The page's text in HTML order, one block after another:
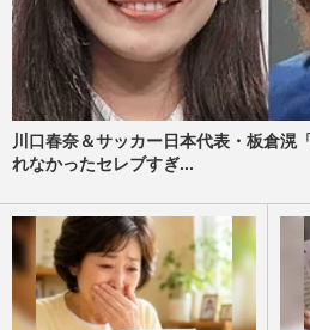
川口春奈＆サッカー日本代表・板倉滉
れなかったセレブすぎ...